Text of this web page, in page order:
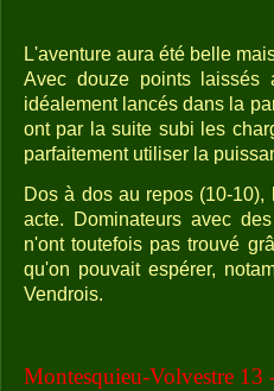
L'aventure aura été belle
Avec douze points laissés
idéalement lancés dans la
ont par la suite subi les
parfaitement utiliser la
Dos à dos au repos (10-
acte. Dominateurs avec
n'ont toutefois pas trouvé
qu'on pouvait espérer,
Vendrois.
Montesquieu-Volvestre 13